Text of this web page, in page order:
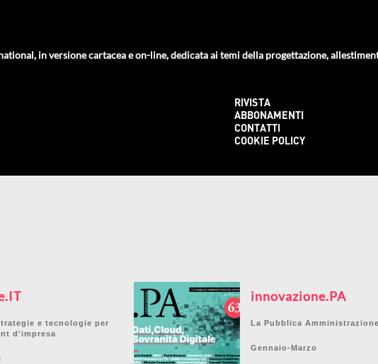
in versione cartacea e on-line, dedicata ai temi della progettazione,
RIVISTA
ABBONAMENTI
CONTATTI
COOKIE POLICY
e tecnologie per
d'impresa
innovazione.PA
La Pubblica
Gennaio-Marzo